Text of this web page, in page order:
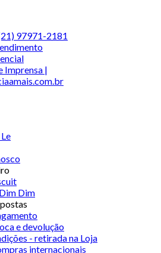
97971-2181
Imprensa |
Dim
e devolução
- retirada na Loja
internacionais